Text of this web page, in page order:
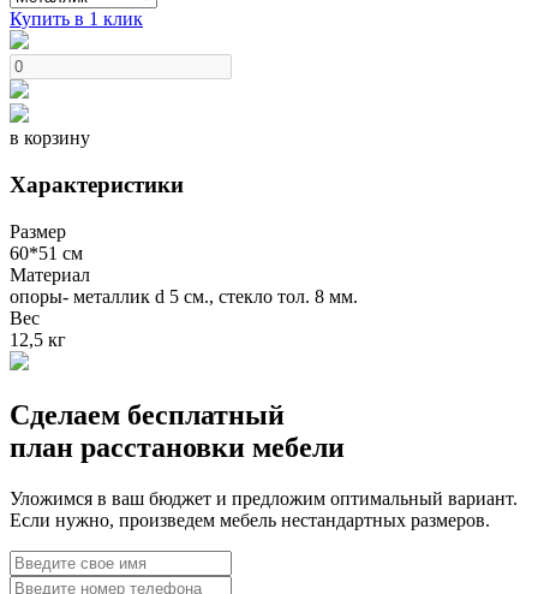
Купить в 1 клик
в корзину
Характеристики
Размер
60*51 см
Материал
опоры- металлик d 5 см., стекло тол. 8 мм.
Вес
12,5 кг
Сделаем бесплатный
план расстановки мебели
Уложимся в ваш бюджет и предложим оптимальный вариант.
Если нужно, произведем мебель нестандартных размеров.